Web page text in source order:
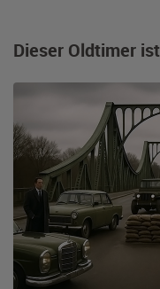
Dieser Oldtimer